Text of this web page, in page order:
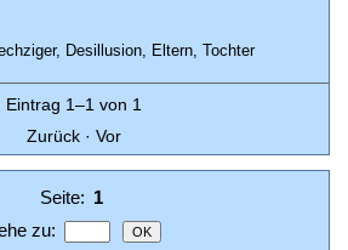
Desillusion, Eltern, Tochter
Eintrag 1–1 von 1
Zurück· Vor
Seite: 1
zu: